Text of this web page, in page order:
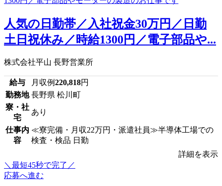
人気の日勤帯／入社祝金30万円／日勤
土日祝休み／時給1300円／電子部品や...
株式会社平山 長野営業所
給与 月収例220,818円
勤務地 長野県 松川町
寮・社
宅
あり
仕事内
容
≪寮完備・月収22万円・派遣社員≫半導体工場での
検査・検品 日勤
詳細を表示
＼最短45秒で完了／
応募へ進む